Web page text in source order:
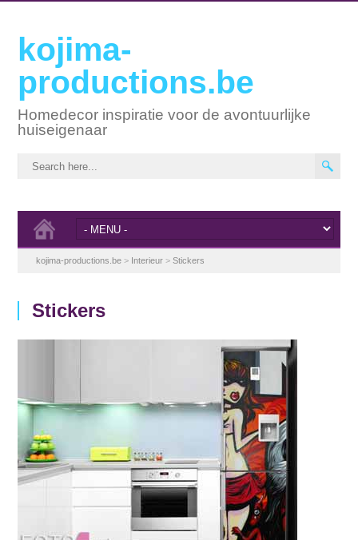
kojima-
productions.be
Homedecor inspiratie voor de avontuurlijke
huiseigenaar
kojima-productions.be > Interieur >Stickers
Stickers